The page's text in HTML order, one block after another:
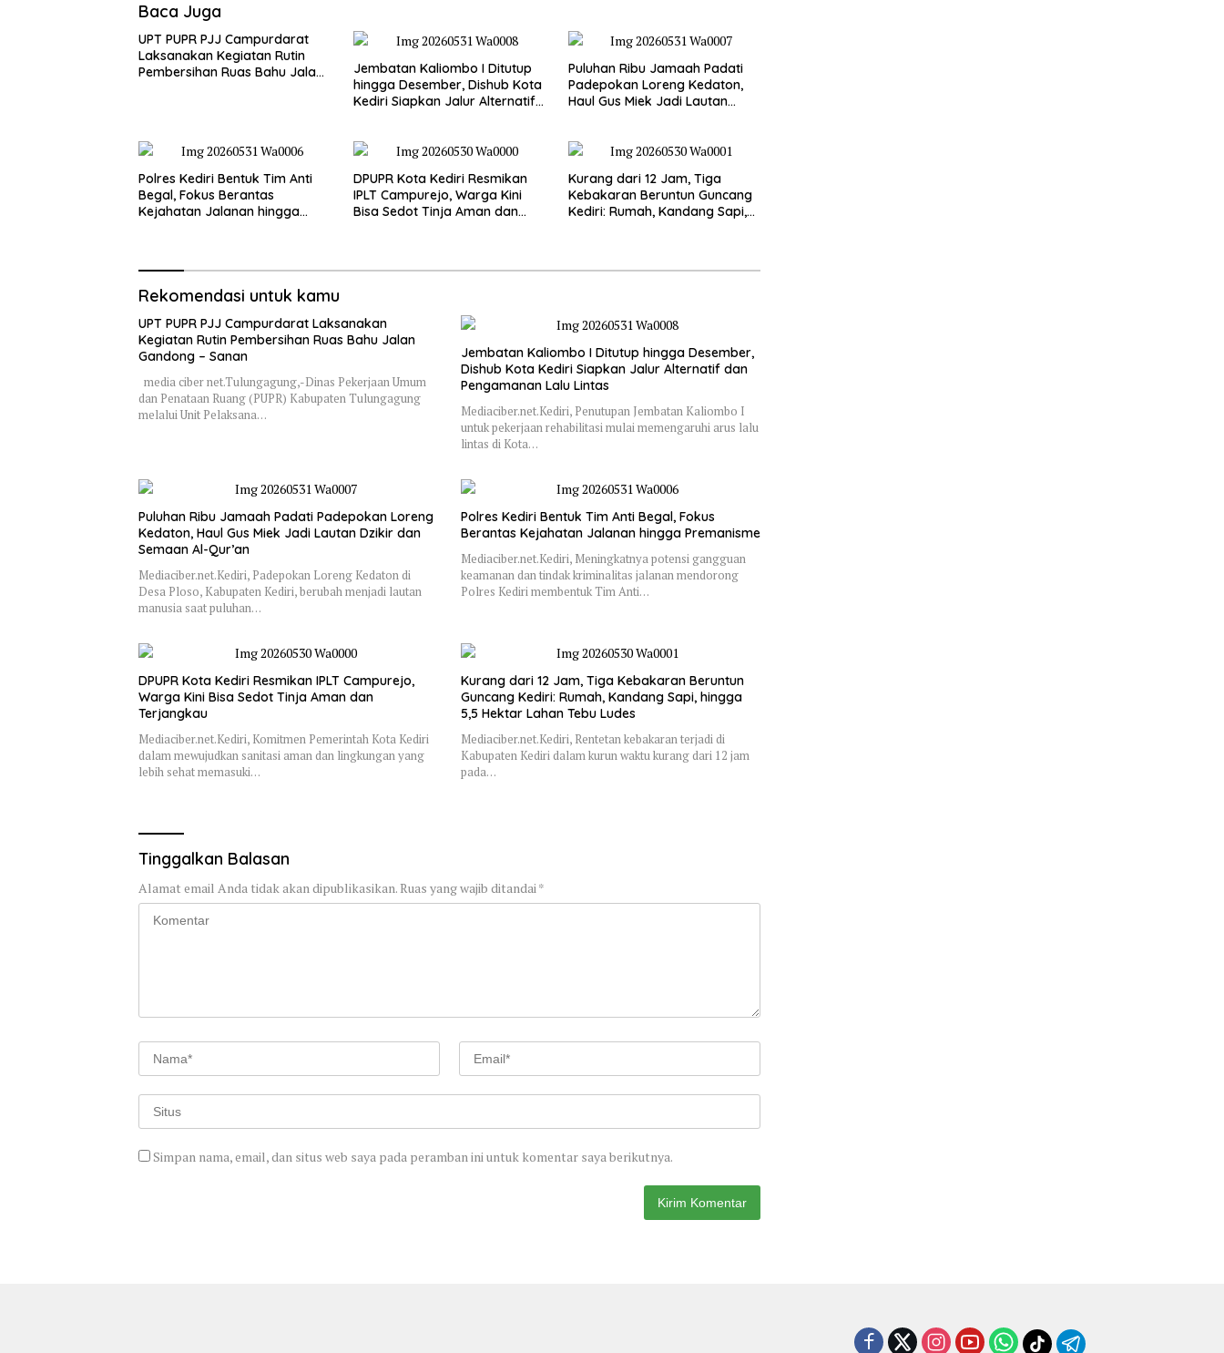
Baca Juga
UPT PUPR PJJ Campurdarat
Laksanakan Kegiatan Rutin
Pembersihan Ruas Bahu Jalan
Jembatan Kaliombo I Ditutup
hingga Desember, Dishub Kota
Kediri Siapkan Jalur Alternatif
Puluhan Ribu Jamaah Padati
Padepokan Loreng Kedaton,
Haul Gus Miek Jadi Lautan
Polres Kediri Bentuk Tim Anti
Begal, Fokus Berantas
Kejahatan Jalanan hingga
DPUPR Kota Kediri Resmikan
IPLT Campurejo, Warga Kini
Bisa Sedot Tinja Aman dan
Kurang dari 12 Jam, Tiga
Kebakaran Beruntun Guncang
Kediri: Rumah, Kandang Sapi,
Rekomendasi untuk kamu
UPT PUPR PJJ Campurdarat Laksanakan
Kegiatan Rutin Pembersihan Ruas Bahu Jalan
Gandong – Sanan
media ciber net.Tulungagung,-Dinas Pekerjaan Umum
dan Penataan Ruang (PUPR) Kabupaten Tulungagung
melalui Unit Pelaksana…
Jembatan Kaliombo I Ditutup hingga Desember,
Dishub Kota Kediri Siapkan Jalur Alternatif dan
Pengamanan Lalu Lintas
Mediaciber.net.Kediri, Penutupan Jembatan Kaliombo I
untuk pekerjaan rehabilitasi mulai memengaruhi arus lalu
lintas di Kota…
Puluhan Ribu Jamaah Padati Padepokan Loreng
Kedaton, Haul Gus Miek Jadi Lautan Dzikir dan
Semaan Al-Qur’an
Mediaciber.net.Kediri, Padepokan Loreng Kedaton di
Desa Ploso, Kabupaten Kediri, berubah menjadi lautan
manusia saat puluhan…
Polres Kediri Bentuk Tim Anti Begal, Fokus
Berantas Kejahatan Jalanan hingga Premanisme
Mediaciber.net.Kediri, Meningkatnya potensi gangguan
keamanan dan tindak kriminalitas jalanan mendorong
Polres Kediri membentuk Tim Anti…
DPUPR Kota Kediri Resmikan IPLT Campurejo,
Warga Kini Bisa Sedot Tinja Aman dan
Terjangkau
Mediaciber.net.Kediri, Komitmen Pemerintah Kota Kediri
dalam mewujudkan sanitasi aman dan lingkungan yang
lebih sehat memasuki…
Kurang dari 12 Jam, Tiga Kebakaran Beruntun
Guncang Kediri: Rumah, Kandang Sapi, hingga
5,5 Hektar Lahan Tebu Ludes
Mediaciber.net.Kediri, Rentetan kebakaran terjadi di
Kabupaten Kediri dalam kurun waktu kurang dari 12 jam
pada…
Tinggalkan Balasan
Alamat email Anda tidak akan dipublikasikan.Ruas yang wajib ditandai*
Simpan nama, email, dan situs web saya pada peramban ini untuk komentar saya berikutnya.